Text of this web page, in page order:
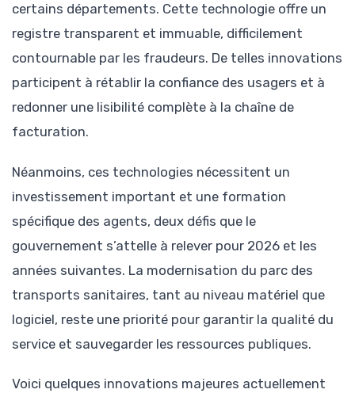
certains départements. Cette technologie offre un
registre transparent et immuable, difficilement
contournable par les fraudeurs. De telles innovations
participent à rétablir la confiance des usagers et à
redonner une lisibilité complète à la chaîne de
facturation.
Néanmoins, ces technologies nécessitent un
investissement important et une formation
spécifique des agents, deux défis que le
gouvernement s’attelle à relever pour 2026 et les
années suivantes. La modernisation du parc des
transports sanitaires, tant au niveau matériel que
logiciel, reste une priorité pour garantir la qualité du
service et sauvegarder les ressources publiques.
Voici quelques innovations majeures actuellement